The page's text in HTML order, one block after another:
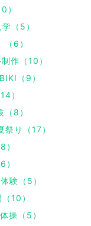
）
（5）
6）
作（10）
（9）
）
8）
り（17）
験（5）
10）
操（5）